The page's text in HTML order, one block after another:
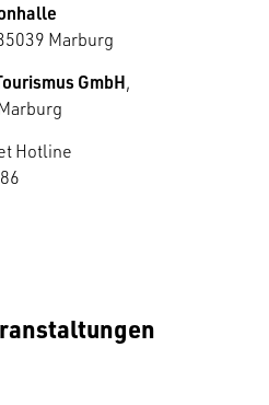
Marburg
GmbH,
Hotline